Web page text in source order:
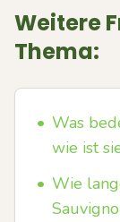
Weitere
Thema:
• Was
wie ist
• Wie